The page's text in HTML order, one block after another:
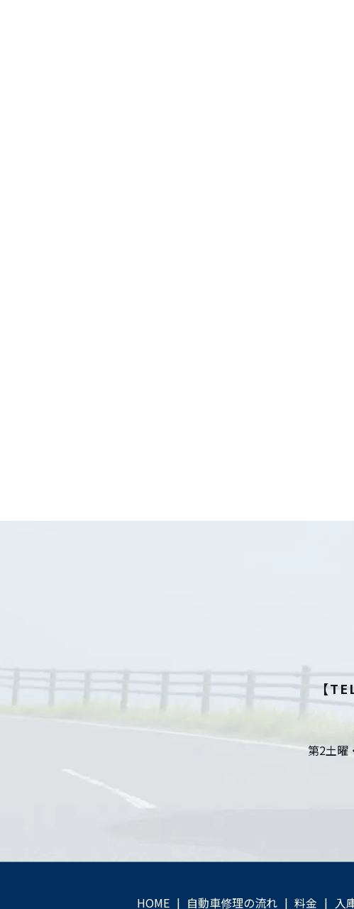
【
第2土曜・第
HOME 自動車修理の流れ 料金 入